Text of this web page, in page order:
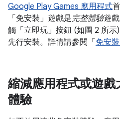
Google Play Games 應用程式
「免安裝」遊戲是完整體驗遊
觸「立即玩」 按鈕 (如圖 2 所
先行安裝。詳情請參閱「 免安
縮減應用程式或遊
體驗